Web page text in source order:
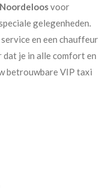
voor
gelegenheden.
en een chauffeur
je in alle comfort en
betrouwbare VIP taxi